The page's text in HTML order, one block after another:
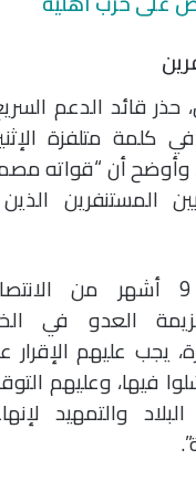
قائد الدعم
كلمة متلفزة
وأوضح أن “قواته
المستنفرين
وأضاف، “بعد 9 أشهر من
العدو في
يجب عليهم الإقرار
فيها، وعليهم
والتمهيد